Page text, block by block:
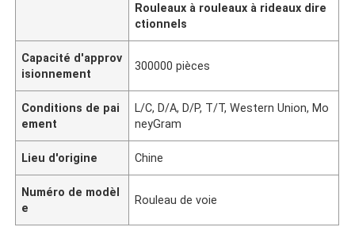
Rouleaux à rouleaux à rideaux dire
ctionnels
Capacité d'approv
isionnement
300000 pièces
Conditions de pai
ement
L/C, D/A, D/P, T/T, Western Union, Mo
neyGram
Lieu d'origine Chine
Numéro de modèl
e
Rouleau de voie